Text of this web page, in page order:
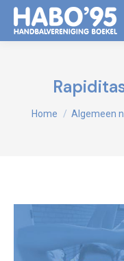
Je bent hier:
Home Algemeen